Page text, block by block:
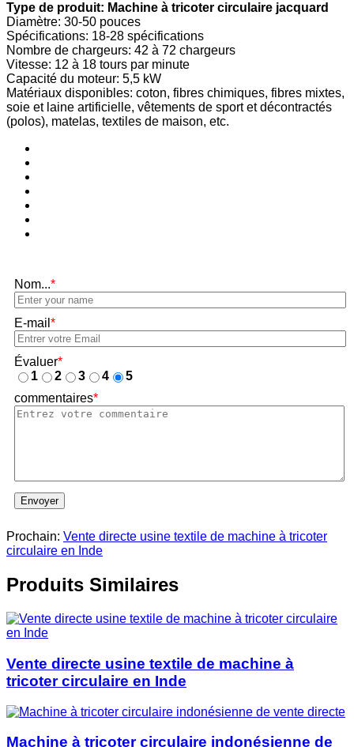
Type de produit: Machine à tricoter circulaire jacquard
Diamètre: 30-50 pouces
Spécifications: 18-28 spécifications
Nombre de chargeurs: 42 à 72 chargeurs
Vitesse: 12 à 18 tours par minute
Capacité du moteur: 5,5 kW
Matériaux disponibles: coton, fibres chimiques, fibres mixtes,
soie et laine artificielle, vêtements de sport et décontractés
(polos), matelas, textiles de maison, etc.
Nom...*
E-mail *
Évaluer*
1
2 3 4
5
commentaires*
Envoyer
Prochain: Vente directe usine textile de machine à tricoter
circulaire en Inde
Produits Similaires
Vente directe usine textile de machine à
tricoter circulaire en Inde
Machine à tricoter circulaire indonésienne de